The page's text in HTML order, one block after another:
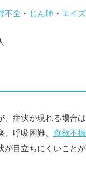
不全 ・ じん肺 ・ エイズ
症状が現れる場合
呼吸困難、 食欲不振
目立ちにくいこと